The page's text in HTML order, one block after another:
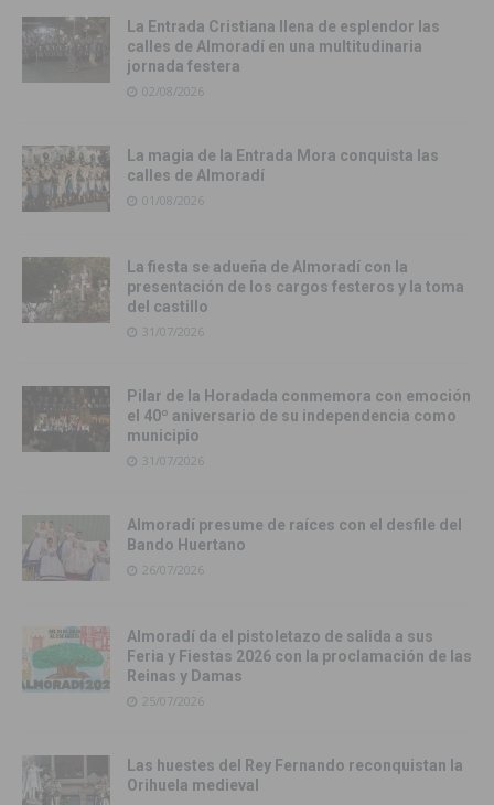
La Entrada Cristiana llena de esplendor las
calles de Almoradí en una multitudinaria
jornada festera
02/08/2026
La magia de la Entrada Mora conquista las
calles de Almoradí
01/08/2026
La fiesta se adueña de Almoradí con la
presentación de los cargos festeros y la toma
del castillo
31/07/2026
Pilar de la Horadada conmemora con emoción
el 40º aniversario de su independencia como
municipio
31/07/2026
Almoradí presume de raíces con el desfile del
Bando Huertano
26/07/2026
Almoradí da el pistoletazo de salida a sus
Feria y Fiestas 2026 con la proclamación de las
Reinas y Damas
25/07/2026
Las huestes del Rey Fernando reconquistan la
Orihuela medieval